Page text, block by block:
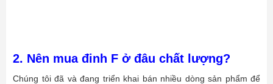
2. Nên mua đinh F ở đâu chất lượng?
Chúng tôi đã và đang triển khai bán nhiều dòng sản phẩm để